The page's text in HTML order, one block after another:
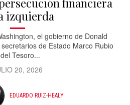
izquierda
el gobierno de Donald
de Estado Marco Rubio
Tesoro...
20, 2026
EDUARDO RUIZ-HEALY